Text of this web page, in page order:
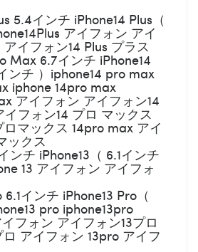
5.4インチ iPhone14 Plus（
アイフォン アイ
イフォン14 Plus プラス
Max 6.7インチ iPhone14
ンチ ）iphone14 pro max
iphone 14pro max
アイフォン アイフォン14
フォン14 プロ マックス
ロマックス 14pro max アイ
ックス
ンチ iPhone13（ 6.1インチ
13 アイフォン アイフォ
6.1インチ iPhone13 Pro（
pro iphone13pro
フォン アイフォン13プロ
アイフォン 13pro アイフ